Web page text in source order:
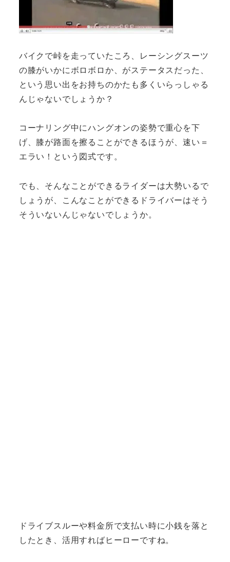
バイクで峠を走っていたころ、レーシングスーツ
の膝がいかにボロボロか、がステータスだった、
という思い出をお持ちのかたも多くいらっしゃる
んじゃないでしょうか？
コーナリング中にハングオンの姿勢で重心を下
げ、膝が路面を擦ることができるほうが、速い＝
エラい！という図式です。
でも、そんなことができるライダーは大勢いるで
しょうが、こんなことができるドライバーはそう
そういないんじゃないでしょうか。
ドライブスルーや料金所で支払い時に小銭を落と
したとき、活用すればヒーローですね。